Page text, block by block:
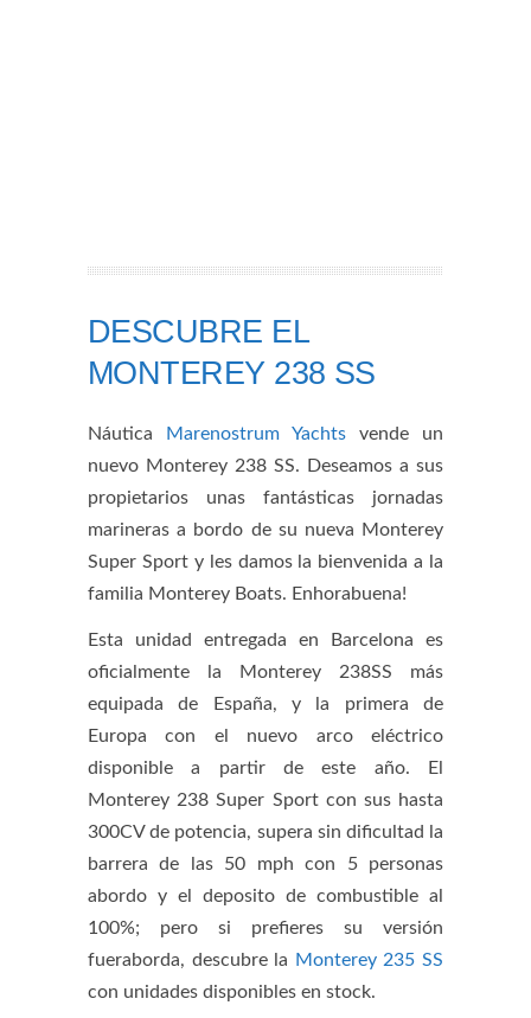
DESCUBRE EL
MONTEREY 238 SS
Náutica Marenostrum Yachts vende un
nuevo Monterey 238 SS. Deseamos a sus
propietarios unas fantásticas jornadas
marineras a bordo de su nueva Monterey
Super Sport y les damos la bienvenida a la
familia Monterey Boats. Enhorabuena!
Esta unidad entregada en Barcelona es
oficialmente la Monterey 238SS más
equipada de España, y la primera de
Europa con el nuevo arco eléctrico
disponible a partir de este año. El
Monterey 238 Super Sport con sus hasta
300CV de potencia, supera sin dificultad la
barrera de las 50 mph con 5 personas
abordo y el deposito de combustible al
100%; pero si prefieres su versión
fueraborda, descubre la Monterey 235 SS
con unidades disponibles en stock.